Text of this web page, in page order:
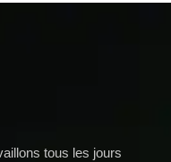
tous les jours